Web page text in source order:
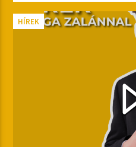
HÍREK